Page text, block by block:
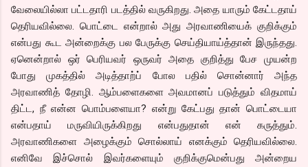
வேலையில்லா பட்டதாரி படத்தில் வருகிறது. அதை யாரும் கேட்டதாய்
தெரியவில்லை. பொட்டை என்றால் அது அரவாணியைக் குறிக்கும்
என்பது கூட அன்றைக்கு பல பேருக்கு செய்தியாய்த்தான் இருந்தது.
ஏனென்றால் ஒர் பெரியவர் ஒருவர் அதை குறித்து பேச முயன்ற
போது முகத்தில் அடித்தாற்ப் போல பதில் சொன்னார் அந்த
அரவாணித் தோழி. ஆம்பளைகளை அவமானப் படுத்தும் விதமாய்
திட்ட, நீ என்ன பொம்பளையா? என்று கேட்பது தான் பொட்டையா
என்பதாய் மருவியிருக்கிறது என்பதுதான் என் கருத்தும்.
அரவாணிகளை அழைக்கும் சொல்லாய் எனக்கும் தெரியவில்லை.
எனிவே இச்சொல் இவர்களையும் குறிக்குமென்பது அன்றைய